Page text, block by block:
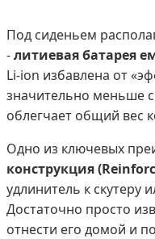
Под сиденьем
-литиевая батарея
Li-ion избавлена от
значительно меньше
облегчает общий вес
Одно из ключевых
конструкция
удлинитель к скутеру
Достаточно просто
отнести его домой и